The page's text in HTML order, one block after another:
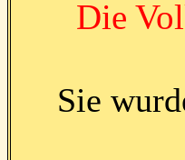
Die
Sie